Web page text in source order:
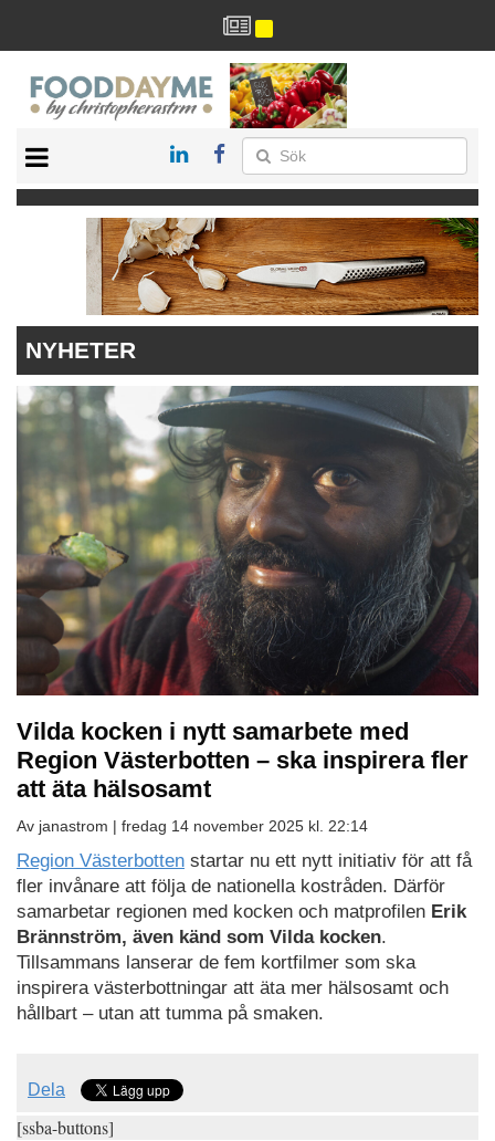
RECEPT
RESTAURANG
NYHETER
Vilda kocken i nytt samarbete med
Region Västerbotten – ska inspirera fler
att äta hälsosamt
Av janastrom | fredag 14 november 2025 kl. 22:14
Region Västerbotten startar nu ett nytt initiativ för att få
fler invånare att följa de nationella kostråden. Därför
samarbetar regionen med kocken och matprofilen Erik
Brännström, även känd som Vilda kocken.
Tillsammans lanserar de fem kortfilmer som ska
inspirera västerbottningar att äta mer hälsosamt och
hållbart – utan att tumma på smaken.
Dela
[ssba-buttons]